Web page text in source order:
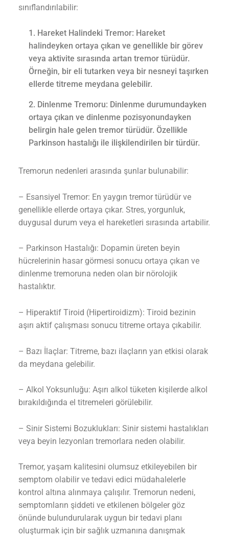
sınıflandırılabilir:
Hareket Halindeki Tremor: Hareket
halindeyken ortaya çıkan ve genellikle bir görev
veya aktivite sırasında artan tremor türüdür.
Örneğin, bir eli tutarken veya bir nesneyi taşırken
ellerde titreme meydana gelebilir.
Dinlenme Tremoru: Dinlenme durumundayken
ortaya çıkan ve dinlenme pozisyonundayken
belirgin hale gelen tremor türüdür. Özellikle
Parkinson hastalığı ile ilişkilendirilen bir türdür.
Tremorun nedenleri arasında şunlar bulunabilir:
– Esansiyel Tremor: En yaygın tremor türüdür ve
genellikle ellerde ortaya çıkar. Stres, yorgunluk,
duygusal durum veya el hareketleri sırasında artabilir.
– Parkinson Hastalığı: Dopamin üreten beyin
hücrelerinin hasar görmesi sonucu ortaya çıkan ve
dinlenme tremoruna neden olan bir nörolojik
hastalıktır.
– Hiperaktif Tiroid (Hipertiroidizm): Tiroid bezinin
aşırı aktif çalışması sonucu titreme ortaya çıkabilir.
– Bazı İlaçlar: Titreme, bazı ilaçların yan etkisi olarak
da meydana gelebilir.
– Alkol Yoksunluğu: Aşırı alkol tüketen kişilerde alkol
bırakıldığında el titremeleri görülebilir.
– Sinir Sistemi Bozuklukları: Sinir sistemi hastalıkları
veya beyin lezyonları tremorlara neden olabilir.
Tremor, yaşam kalitesini olumsuz etkileyebilen bir
semptom olabilir ve tedavi edici müdahalelerle
kontrol altına alınmaya çalışılır. Tremorun nedeni,
semptomların şiddeti ve etkilenen bölgeler göz
önünde bulundurularak uygun bir tedavi planı
oluşturmak için bir sağlık uzmanına danışmak